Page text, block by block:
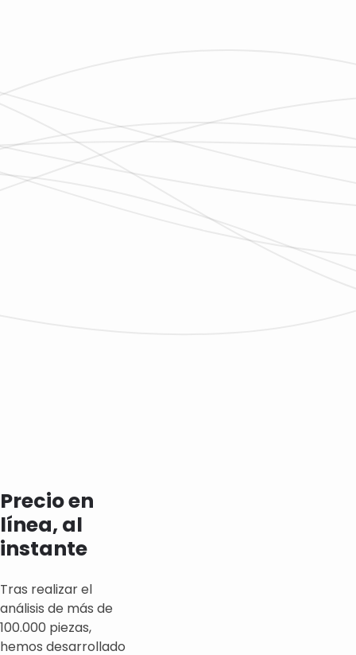
Precio en
línea, al
instante
Tras realizar el
análisis de más de
100.000 piezas,
hemos desarrollado